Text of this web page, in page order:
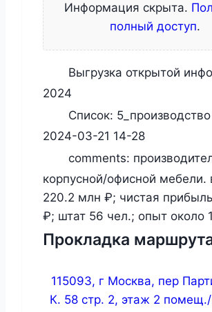
Информация скрыта.
полный доступ.
Выгрузка открытой
2024
Список:
2024-03-21 14-28
comments:
корпусной/офисной мебели.
220.2 млн ₽; чистая
₽; штат 56 чел.; опыт около
Прокладка
115093, г Москва, пер
К. 58 стр. 2, этаж 2